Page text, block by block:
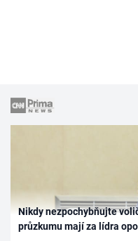
Nikdy nezpochybňujte
průzkumu mají za lídra